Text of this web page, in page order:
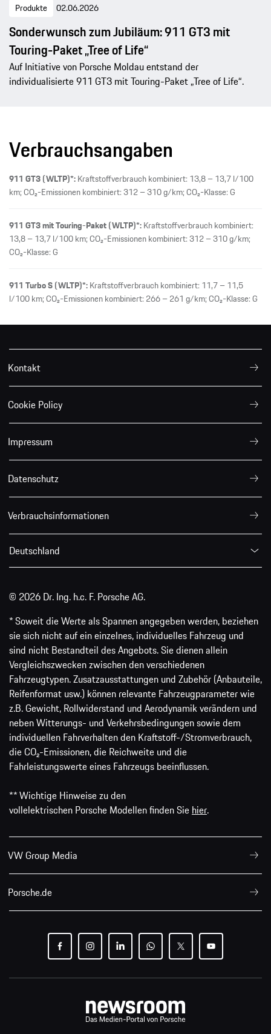
Produkte 02.06.2026
Sonderwunsch zum Jubiläum: 911 GT3 mit
Touring-Paket „Tree of Life“
Auf Initiative von Porsche Moldau entstand der
individualisierte 911 GT3 mit Touring-Paket „Tree of Life“.
Verbrauchsangaben
911 GT3 (WLTP)*:Kraftstoffverbrauch kombiniert: 13,8 – 13,7 l/100
km; CO₂-Emissionen kombiniert: 312 – 310 g/km; CO₂-Klasse: G
911 GT3 mit Touring-Paket (WLTP)*:Kraftstoffverbrauch kombiniert:
13,8 – 13,7 l/100 km; CO₂-Emissionen kombiniert: 312 – 310 g/km;
CO₂-Klasse: G
911 Turbo S (WLTP)*:Kraftstoffverbrauch kombiniert: 11,7 – 11,5
l/100 km; CO₂-Emissionen kombiniert: 266 – 261 g/km; CO₂-Klasse: G
Kontakt
Cookie Policy
Impressum
Datenschutz
Verbrauchsinformationen
Deutschland
© 2026 Dr. Ing. h.c. F. Porsche AG.
* Soweit die Werte als Spannen angegeben werden, beziehen
sie sich nicht auf ein einzelnes, individuelles Fahrzeug und
sind nicht Bestandteil des Angebots. Sie dienen allein
Vergleichszwecken zwischen den verschiedenen
Fahrzeugtypen. Zusatzausstattungen und Zubehör (Anbauteile,
Reifenformat usw.) können relevante Fahrzeugparameter wie
z.B. Gewicht, Rollwiderstand und Aerodynamik verändern und
neben Witterungs- und Verkehrsbedingungen sowie dem
individuellen Fahrverhalten den Kraftstoff-/Stromverbrauch,
die CO₂-Emissionen, die Reichweite und die
Fahrleistungswerte eines Fahrzeugs beeinflussen.
** Wichtige Hinweise zu den
vollelektrischen Porsche Modellen finden Sie hier.
VW Group Media
Porsche.de